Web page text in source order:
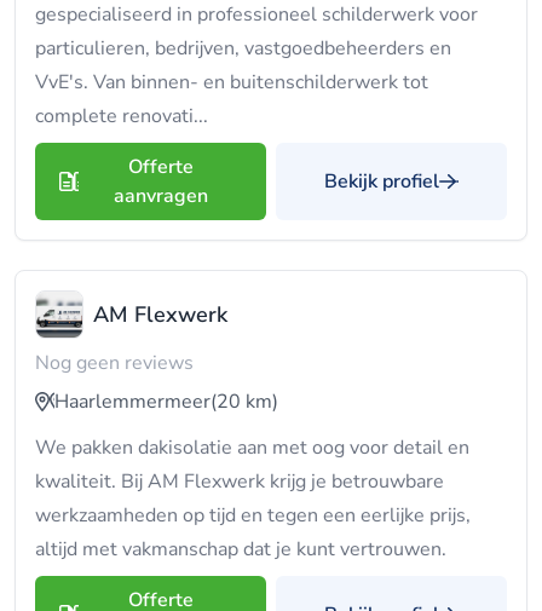
gespecialiseerd in professioneel schilderwerk voor
particulieren, bedrijven, vastgoedbeheerders en
VvE's. Van binnen- en buitenschilderwerk tot
complete renovati...
Offerte
aanvragen
Bekijk profiel
AM Flexwerk
Nog geen reviews
Haarlemmermeer(20 km)
We pakken dakisolatie aan met oog voor detail en
kwaliteit. Bij AM Flexwerk krijg je betrouwbare
werkzaamheden op tijd en tegen een eerlijke prijs,
altijd met vakmanschap dat je kunt vertrouwen.
Offerte